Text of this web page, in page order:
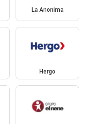
La Anonima
Hergo